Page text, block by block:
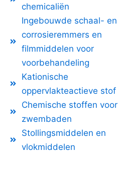
chemicaliën
Ingebouwde schaal- en
corrosieremmers en
filmmiddelen voor
voorbehandeling
Kationische
oppervlakteactieve stof
Chemische stoffen voor
zwembaden
Stollingsmiddelen en
vlokmiddelen